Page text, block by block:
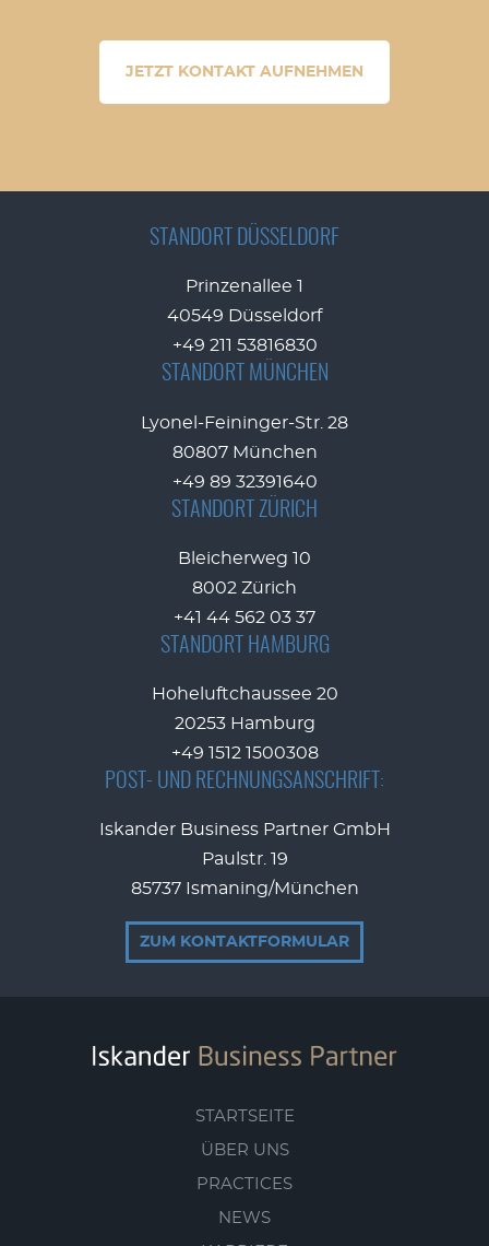
JETZT KONTAKT AUFNEHMEN
STANDORT DÜSSELDORF
Prinzenallee 1
40549 Düsseldorf
+49 211 53816830
STANDORT MÜNCHEN
Lyonel-Feininger-Str. 28
80807 München
+49 89 32391640
STANDORT ZÜRICH
Bleicherweg 10
8002 Zürich
+41 44 562 03 37
STANDORT HAMBURG
Hoheluftchaussee 20
20253 Hamburg
+49 1512 1500308
POST- UND RECHNUNGSANSCHRIFT:
Iskander Business Partner GmbH
Paulstr. 19
85737 Ismaning/München
ZUM KONTAKTFORMULAR
STARTSEITE
ÜBER UNS
PRACTICES
NEWS